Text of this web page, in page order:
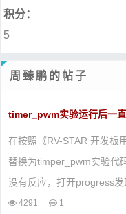
积分：
5
周臻鹏的帖子
timer_pwm实验运行后一
在按照《RV-STAR 开发板
替换为timper_pwm实验代
没有反应，打开progress发
4291 1